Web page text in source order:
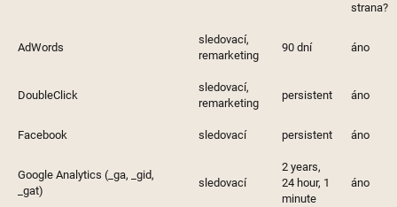
strana?
AdWords
sledovací,
remarketing
90 dní áno
DoubleClick
sledovací,
remarketing
persistent áno
Facebook sledovací persistent áno
Google Analytics (_ga, _gid,
_gat)
sledovací
2 years,
24 hour, 1
minute
áno